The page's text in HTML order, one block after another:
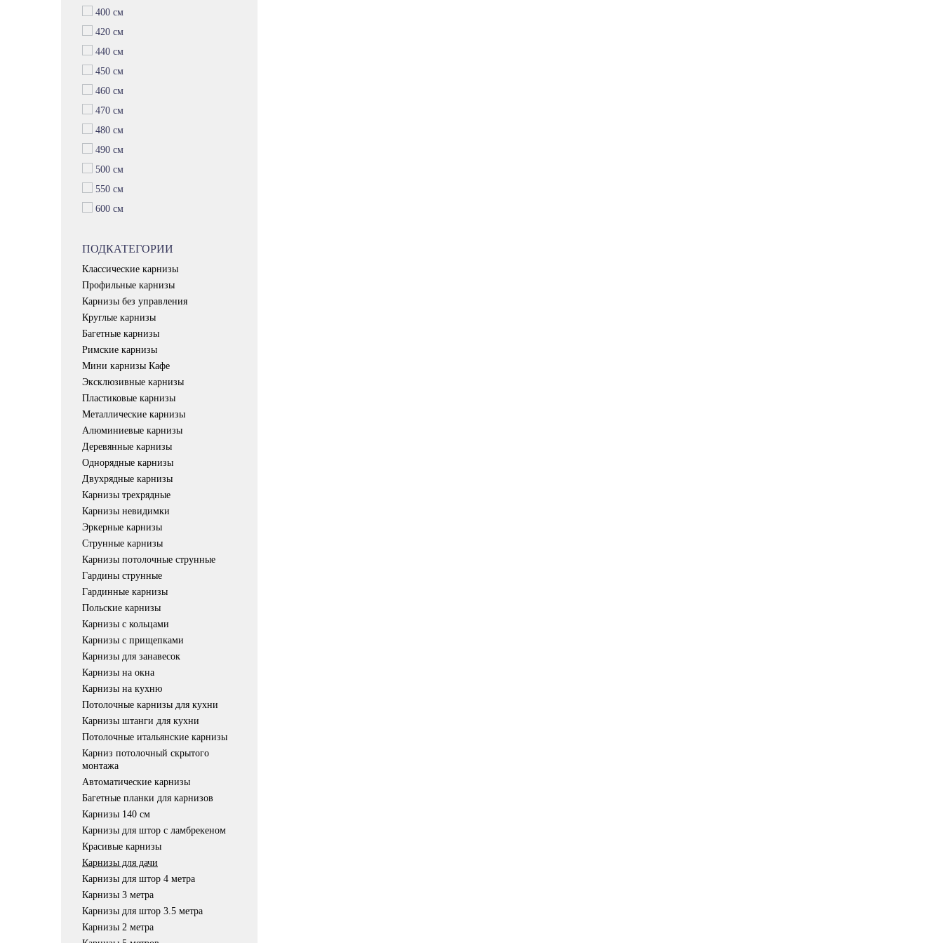
400 см
420 см
440 см
450 см
460 см
470 см
480 см
490 см
500 см
550 см
600 см
ПОДКАТЕГОРИИ
Классические карнизы
Профильные карнизы
Карнизы без управления
Круглые карнизы
Багетные карнизы
Римские карнизы
Мини карнизы Кафе
Эксклюзивные карнизы
Пластиковые карнизы
Металлические карнизы
Алюминиевые карнизы
Деревянные карнизы
Однорядные карнизы
Двухрядные карнизы
Карнизы трехрядные
Карнизы невидимки
Эркерные карнизы
Струнные карнизы
Карнизы потолочные струнные
Гардины струнные
Гардинные карнизы
Польские карнизы
Карнизы с кольцами
Карнизы с прищепками
Карнизы для занавесок
Карнизы на окна
Карнизы на кухню
Потолочные карнизы для кухни
Карнизы штанги для кухни
Потолочные итальянские карнизы
Карниз потолочный скрытого
монтажа
Автоматические карнизы
Багетные планки для карнизов
Карнизы 140 см
Карнизы для штор с ламбрекеном
Красивые карнизы
Карнизы для дачи
Карнизы для штор 4 метра
Карнизы 3 метра
Карнизы для штор 3.5 метра
Карнизы 2 метра